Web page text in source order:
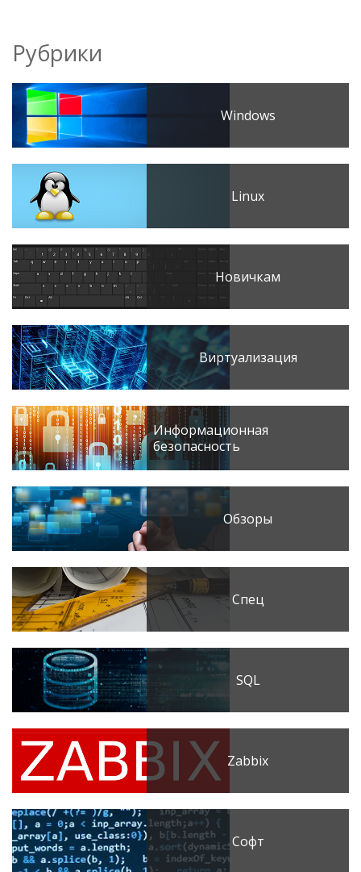
Рубрики
Windows
Linux
Новичкам
Виртуализация
Информационная
безопасность
Обзоры
Спец
SQL
Zabbix
Софт